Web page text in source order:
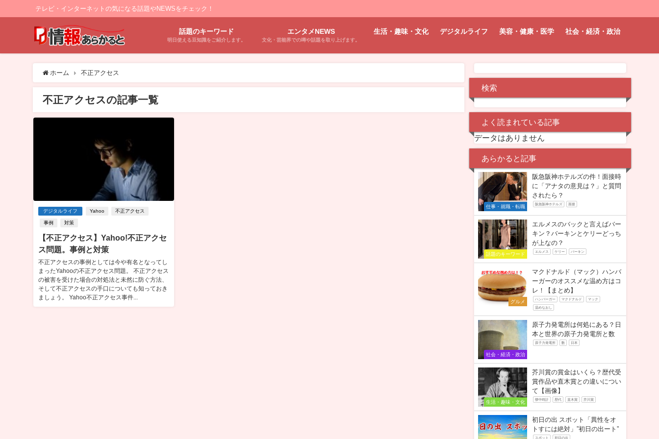
テレビ・インターネットの気になる話題やNEWSをチェック！
話題のキーワード
明日使える豆知識をご紹介します。
エンタメNEWS
文化・芸能界での噂や話題を取り上げます。
生活・趣味・文化 デジタルライフ 美容・健康・医学 社会・経済・政治
ホーム 不正アクセス
不正アクセスの記事一覧
デジタルライフ Yahoo 不正アクセス
事例 対策
【不正アクセス】Yahoo!不正アクセ
ス問題。事例と対策
不正アクセスの事例としては今や有名となってし
まったYahooの不正アクセス問題。 不正アクセス
の被害を受けた場合の対処法と未然に防ぐ方法、
そして不正アクセスの手口についても知っておき
ましょう。 Yahoo不正アクセス事件...
検索
よく読まれている記事
データはありません
あらかると記事
仕事・就職・転職
阪急阪神ホテルズの件！面接時
に「アナタの意見は？」と質問
されたら？
阪急阪神ホテルズ 面接
話題のキーワード
エルメスのバックと言えばバー
キン？バーキンとケリーどっち
が上なの？
エルメス ケリー バーキン
グルメ
マクドナルド（マック）ハンバ
ーガーのオススメな温め方はコ
レ！【まとめ】
ハンバーガー マクドナルド マック
温めなおし
社会・経済・政治
原子力発電所は何処にある？日
本と世界の原子力発電所と数
原子力発電所 数 日本
生活・趣味・文化
芥川賞の賞金はいくら？歴代受
賞作品や直木賞との違いについ
て【画像】
懐中時計 歴代 直木賞 芥川賞
初日の出 スポット「異性をオ
トすには絶対」”初日の出ート”
スポット 初日の出